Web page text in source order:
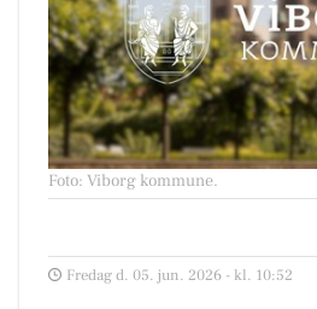
Foto: Viborg kommune.
Fredag d. 05. jun. 2026 - kl. 10:52